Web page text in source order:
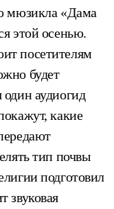
мюзикла «Дама
этой осенью.
посетителям
будет
один аудиогид
какие
тип почвы
подготовил
звуковая